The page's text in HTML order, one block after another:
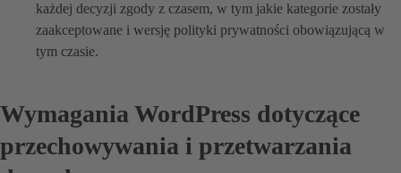
każdej decyzji zgody z czasem, w tym jakie kategorie zostały
zaakceptowane i wersję polityki prywatności obowiązującą w
tym czasie.
Wymagania WordPress dotyczące
przechowywania i przetwarzania